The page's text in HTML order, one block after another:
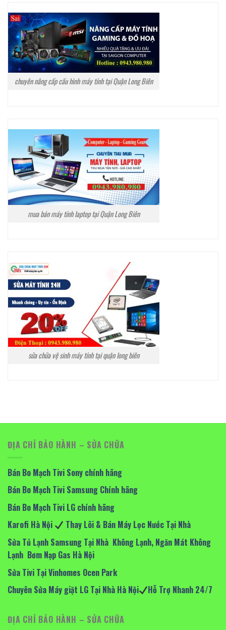
chuyên nâng cấp cấu hình máy tính tại Quận Long Biên
mua bán máy tính laptop tại Quận Long Biên
sửa chữa vệ sinh máy tính tại quận long biên
ĐỊA CHỈ BẢO HÀNH – SỬA CHỮA
Bán Bo Mạch Tivi Sony chính hãng
Bán Bo Mạch Tivi Samsung Chính hãng
Bán Bo Mạch Tivi LG chính hãng
Karofi Hà Nội
Thay Lõi & Bán Máy Lọc Nước Tại Nhà
Sửa Tủ Lạnh Samsung Tại Nhà Không Lạnh, Ngăn Mát Không
Lạnh Bơm Nạp Gas Hà Nội
Sửa Tivi Tại Vinhomes Ocen Park
Chuyên Sửa Máy giặt LG Tại Nhà Hà Nội
Hỗ Trợ Nhanh 24/7
ĐỊA CHỈ BẢO HÀNH – SỬA CHỮA